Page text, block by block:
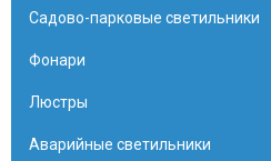
Садово-парковые светильники
Фонари
Люстры
Аварийные светильники